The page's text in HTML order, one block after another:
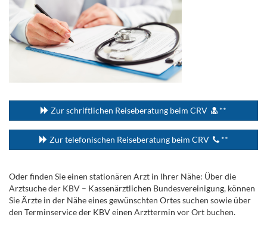
Zur schriftlichen Reiseberatung beim CRV **
Zur telefonischen Reiseberatung beim CRV **
Oder finden Sie einen stationären Arzt in Ihrer Nähe: Über die
Arztsuche der KBV – Kassenärztlichen Bundesvereinigung, können
Sie Ärzte in der Nähe eines gewünschten Ortes suchen sowie über
den Terminservice der KBV einen Arzttermin vor Ort buchen.